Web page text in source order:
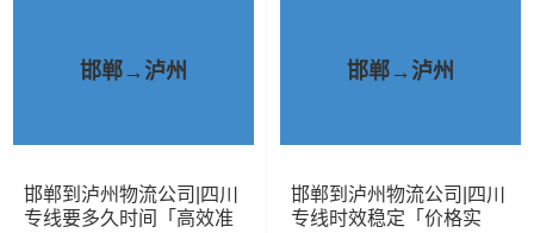
1、包裹丢失或损坏：不靠谱的物流公司可能会在运输过程
2、运输时间延迟：不靠谱的物流公司可能会在运输过程中
出现延误，导致你的物品无法按时送达；
邯郸→泸州
邯郸到泸州物流公司|四川
专线要多久时间「高效准
邯郸→泸州
邯郸到泸州物流公司|四川
专线时效稳定「价格实